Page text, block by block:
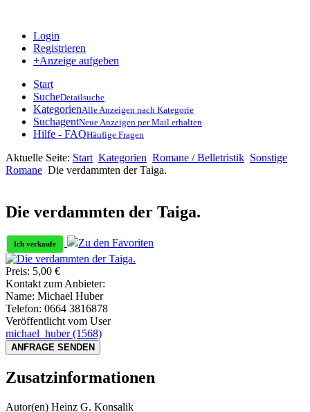
Login
Registrieren
+Anzeige aufgeben
Start
SucheDetailsuche
KategorienAlle Anzeigen nach Kategorie
SuchagentNeue Anzeigen per Mail erhalten
Hilfe - FAQHäufige Fragen
Aktuelle Seite: Start Kategorien Romane / Belletristik Sonstige
Romane Die verdammten der Taiga.
Die verdammten der Taiga.
Ich verkaufe Zu den Favoriten
Preis: 5,00 €
Kontakt zum Anbieter:
Name: Michael Huber
Telefon: 0664 3816878
Veröffentlicht vom User
michael_huber(1568)
ANFRAGE SENDEN
Zusatzinformationen
Autor(en) Heinz G. Konsalik